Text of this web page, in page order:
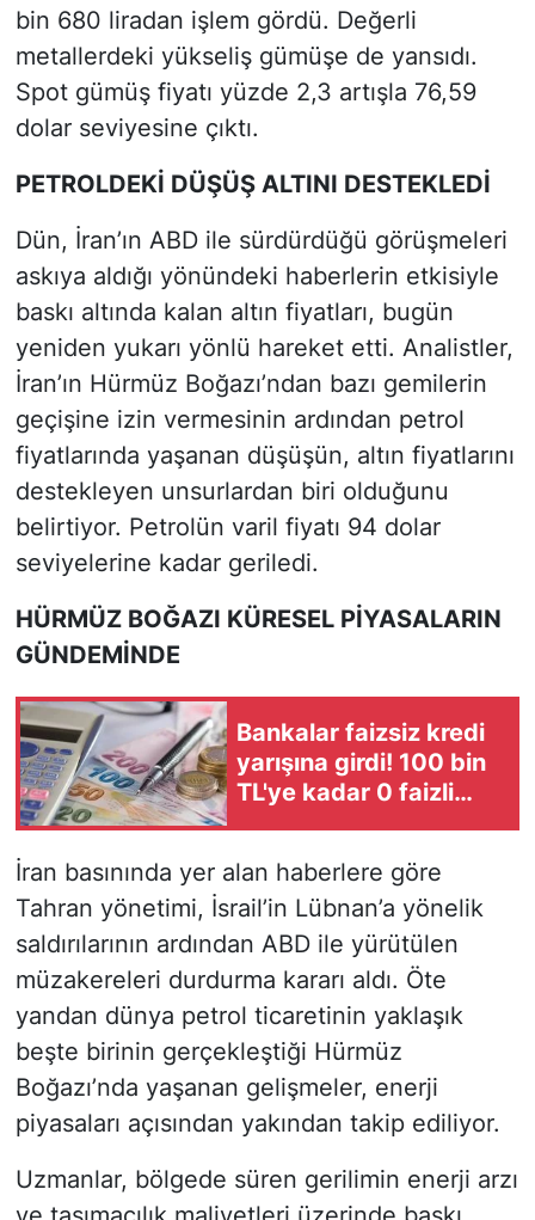
bin 680 liradan işlem gördü. Değerli
metallerdeki yükseliş gümüşe de yansıdı.
Spot gümüş fiyatı yüzde 2,3 artışla 76,59
dolar seviyesine çıktı.
PETROLDEKİ DÜŞÜŞ ALTINI DESTEKLEDİ
Dün, İran’ın ABD ile sürdürdüğü görüşmeleri
askıya aldığı yönündeki haberlerin etkisiyle
baskı altında kalan altın fiyatları, bugün
yeniden yukarı yönlü hareket etti. Analistler,
İran’ın Hürmüz Boğazı’ndan bazı gemilerin
geçişine izin vermesinin ardından petrol
fiyatlarında yaşanan düşüşün, altın fiyatlarını
destekleyen unsurlardan biri olduğunu
belirtiyor. Petrolün varil fiyatı 94 dolar
seviyelerine kadar geriledi.
HÜRMÜZ BOĞAZI KÜRESEL PİYASALARIN
GÜNDEMİNDE
Bankalar faizsiz kredi
yarışına girdi! 100 bin
TL'ye kadar 0 faizli
İran basınında yer alan haberlere göre
Tahran yönetimi, İsrail’in Lübnan’a yönelik
saldırılarının ardından ABD ile yürütülen
müzakereleri durdurma kararı aldı. Öte
yandan dünya petrol ticaretinin yaklaşık
beşte birinin gerçekleştiği Hürmüz
Boğazı’nda yaşanan gelişmeler, enerji
piyasaları açısından yakından takip ediliyor.
Uzmanlar, bölgede süren gerilimin enerji arzı